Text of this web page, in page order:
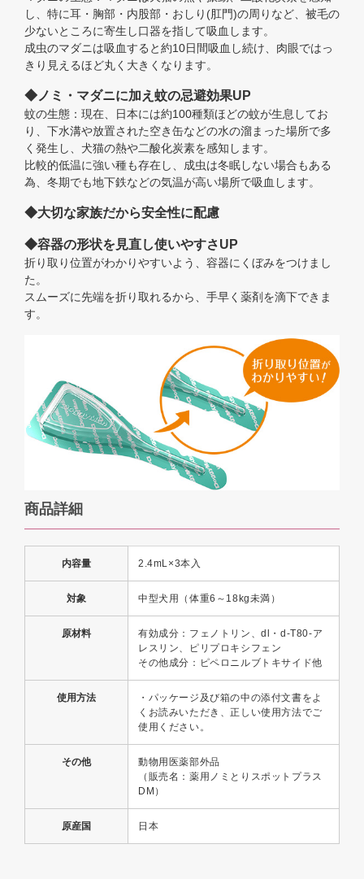
し、特に耳・胸部・内股部・おしり(肛門)の周りなど、被毛の
少ないところに寄生し口器を指して吸血します。
成虫のマダニは吸血すると約10日間吸血し続け、肉眼ではっ
きり見えるほど丸く大きくなります。
◆ノミ・マダニに加え蚊の忌避効果UP
蚊の生態：現在、日本には約100種類ほどの蚊が生息してお
り、下水溝や放置された空き缶などの水の溜まった場所で多
く発生し、犬猫の熱や二酸化炭素を感知します。
比較的低温に強い種も存在し、成虫は冬眠しない場合もある
為、冬期でも地下鉄などの気温が高い場所で吸血します。
◆大切な家族だから安全性に配慮
◆容器の形状を見直し使いやすさUP
折り取り位置がわかりやすいよう、容器にくぼみをつけまし
た。
スムーズに先端を折り取れるから、手早く薬剤を滴下できま
す。
商品詳細
内容量 2.4mL×3本入
対象 中型犬用（体重6～18kg未満）
原材料
有効成分：フェノトリン、dl・d-T80‐ア
レスリン、ピリプロキシフェン
その他成分：ピペロニルブトキサイド他
使用方法
・パッケージ及び箱の中の添付文書をよ
くお読みいただき、正しい使用方法でご
使用ください。
その他
動物用医薬部外品
（販売名：薬用ノミとりスポットプラス
DM）
原産国 日本